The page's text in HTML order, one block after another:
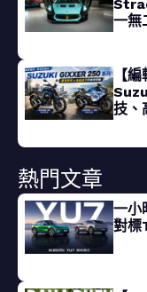
一無
【
技、
熱門文章
一小
對標